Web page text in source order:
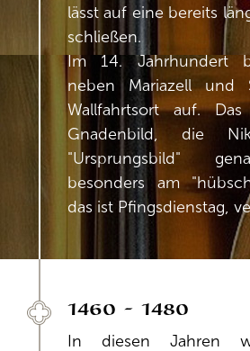
lässt auf eine bereits
schließen.
Im 14. Jahrhundert
neben Mariazell und
Wallfahrtsort auf. Das
Gnadenbild, die
"Ursprungsbild"
besonders am
das ist Pfingsdienstag,
1460 - 1480
In diesen Jahren